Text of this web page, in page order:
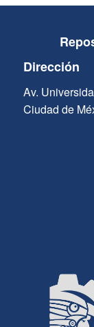
Dirección
Av.
Ciudad de